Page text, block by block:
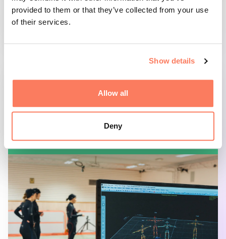
provided to them or that they’ve collected from your use
of their services.
Show details
Allow all
Deny
spel, forskning och scenkonst